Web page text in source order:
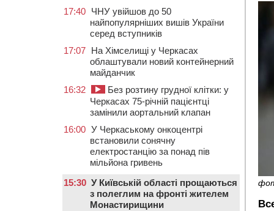
17:40 ЧНУ увійшов до 50
найпопулярніших вишів України
серед вступників
17:07 На Хімселищі у Черкасах
облаштували новий контейнерний
майданчик
16:32
Без розтину грудної клітки: у
Черкасах 75-річній пацієнтці
замінили аортальний клапан
16:00 У Черкаському онкоцентрі
встановили сонячну
електростанцію за понад пів
мільйона гривень
15:30 У Київській області прощаються
з полеглим на фронті жителем
Монастирищини